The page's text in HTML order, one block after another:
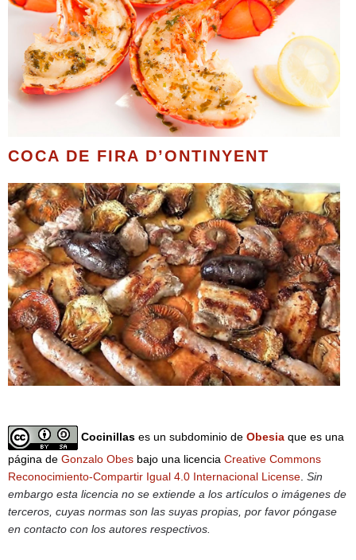
COCA DE FIRA D’ONTINYENT
Cocinillas es un subdominio de Obesia que es una
página de Gonzalo Obes bajo una licencia Creative Commons
Reconocimiento-Compartir Igual 4.0 Internacional License. Sin
embargo esta licencia no se extiende a los artículos o imágenes de
terceros, cuyas normas son las suyas propias, por favor póngase
en contacto con los autores respectivos.